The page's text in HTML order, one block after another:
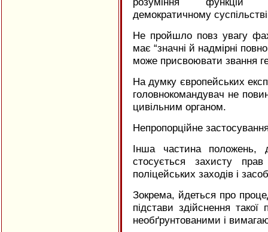
демократичному
Не пройшло повз увагу
має “значні й надмірні
може присвоювати звання
На думку європейських
головнокомандувач не
цивільним органом.
Непропорційне
Інша частина положень,
стосується захисту
поліцейських заходів і
Зокрема, йдеться про
підстави здійснення
необґрунтованими і